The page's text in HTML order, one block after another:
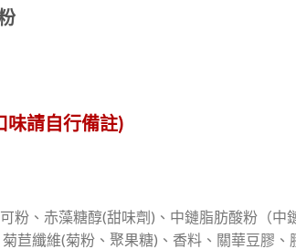
味請自行備註)
粉、赤藻糖醇(甜味劑)、中鏈脂肪酸粉（
苣纖維(菊粉、聚果糖)、香料、關華豆膠